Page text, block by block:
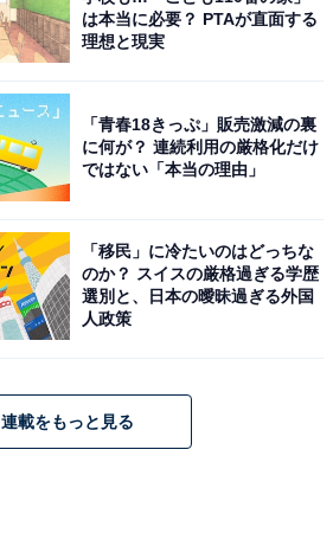
は本当に必要？ PTAが直面する
理想と現実
「青春18きっぷ」販売激減の裏
に何が？ 連続利用の厳格化だけ
ではない「本当の理由」
「移民」に冷たいのはどっちな
のか？ スイスの厳格過ぎる学歴
選別と、日本の曖昧過ぎる外国
人政策
連載をもっと見る